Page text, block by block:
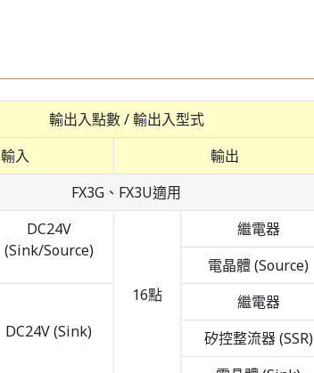
輸出入點數 / 輸出入型式
輸入
輸出
FX3G、FX3U適用
DC24V
(Sink/Source)
16點
繼電器
電晶體 (Source)
DC24V (Sink)
繼電器
矽控整流器 (SSR)